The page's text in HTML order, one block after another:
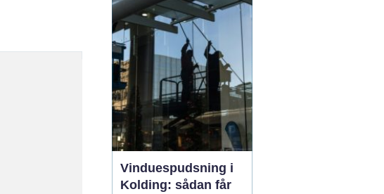
Vinduespudsning i
Kolding: sådan får